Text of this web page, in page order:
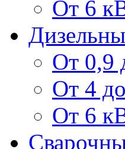
От 6
От 0,9
От 4
От 6